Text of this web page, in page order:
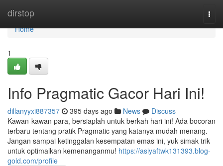
dirstop
Home
Home
1
Info Pragmatic Gacor Hari Ini!
dillanyyxi887357 395 days ago News
Discuss
Kawan-kawan para, bersiaplah untuk berkah hari ini! Ada bocoran
terbaru tentang pratik Pragmatic yang katanya mudah menang.
Jangan sampai ketinggalan kesempatan emas ini, yuk simak trik
untuk optimalkan kemenanganmu! https://asiyaftwk131393.blog-
gold.com/profile